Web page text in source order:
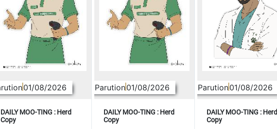
01/08/2026
DAILY MOO-TING : Herd
Copy
Parution01/08/2026
DAILY MOO-TING : Herd
Copy
Parution01/08/2026
DAILY MOO-TING : Herd
Copy